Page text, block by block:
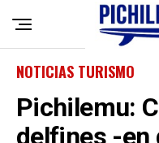
NOTICIAS TURISMO
Pichilemu:
delfines -en